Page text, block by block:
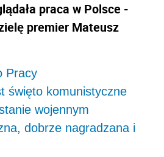
praca w Polsce -
premier Mateusz
Pracy
święto komunistyczne
wojennym
dobrze nagradzana i